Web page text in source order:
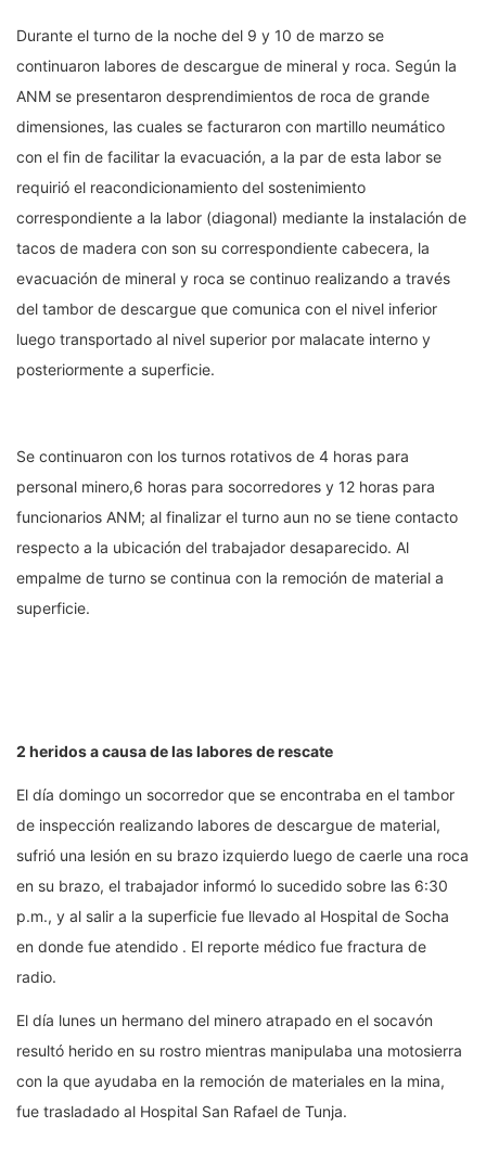
Durante el turno de la noche del 9 y 10 de marzo se
continuaron labores de descargue de mineral y roca. Según la
ANM se presentaron desprendimientos de roca de grande
dimensiones, las cuales se facturaron con martillo neumático
con el fin de facilitar la evacuación, a la par de esta labor se
requirió el reacondicionamiento del sostenimiento
correspondiente a la labor (diagonal) mediante la instalación de
tacos de madera con son su correspondiente cabecera, la
evacuación de mineral y roca se continuo realizando a través
del tambor de descargue que comunica con el nivel inferior
luego transportado al nivel superior por malacate interno y
posteriormente a superficie.
Se continuaron con los turnos rotativos de 4 horas para
personal minero,6 horas para socorredores y 12 horas para
funcionarios ANM; al finalizar el turno aun no se tiene contacto
respecto a la ubicación del trabajador desaparecido. Al
empalme de turno se continua con la remoción de material a
superficie.
2 heridos a causa de las labores de rescate
El día domingo un socorredor que se encontraba en el tambor
de inspección realizando labores de descargue de material,
sufrió una lesión en su brazo izquierdo luego de caerle una roca
en su brazo, el trabajador informó lo sucedido sobre las 6:30
p.m., y al salir a la superficie fue llevado al Hospital de Socha
en donde fue atendido . El reporte médico fue fractura de
radio.
El día lunes un hermano del minero atrapado en el socavón
resultó herido en su rostro mientras manipulaba una motosierra
con la que ayudaba en la remoción de materiales en la mina,
fue trasladado al Hospital San Rafael de Tunja.